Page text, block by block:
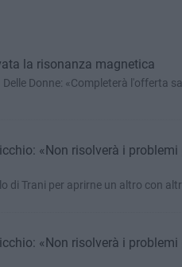
la risonanza magnetica
Donne: «Completerà l'offerta
«Non risolverà i problemi
di Trani per aprirne un altro con
«Non risolverà i problemi